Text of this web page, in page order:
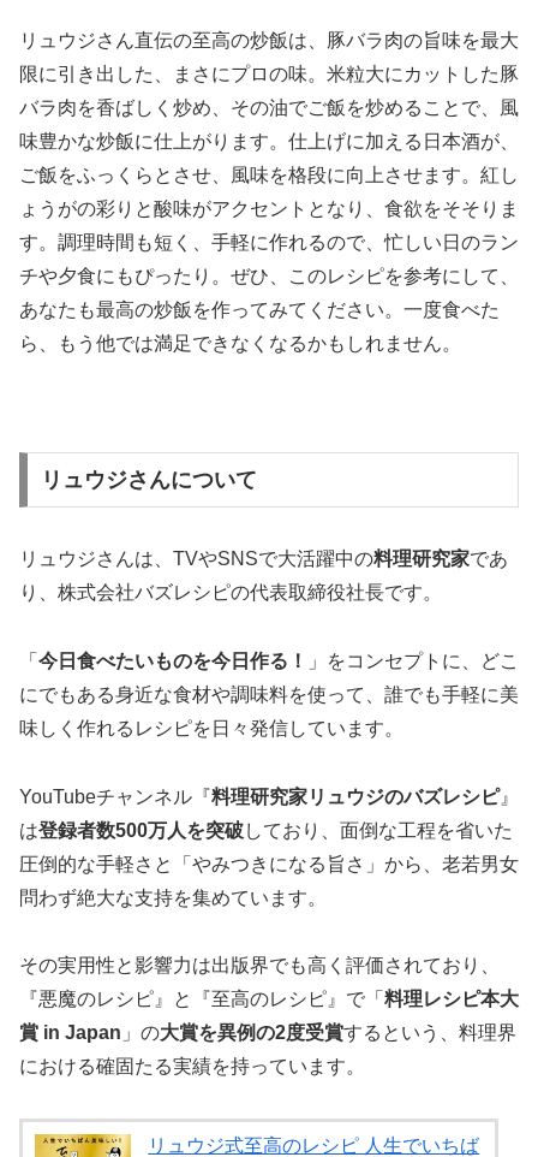
リュウジさん直伝の至高の炒飯は、豚バラ肉の旨味を最大
限に引き出した、まさにプロの味。米粒大にカットした豚
バラ肉を香ばしく炒め、その油でご飯を炒めることで、風
味豊かな炒飯に仕上がります。仕上げに加える日本酒が、
ご飯をふっくらとさせ、風味を格段に向上させます。紅し
ょうがの彩りと酸味がアクセントとなり、食欲をそそりま
す。調理時間も短く、手軽に作れるので、忙しい日のラン
チや夕食にもぴったり。ぜひ、このレシピを参考にして、
あなたも最高の炒飯を作ってみてください。一度食べた
ら、もう他では満足できなくなるかもしれません。
リュウジさんについて
リュウジさんは、TVやSNSで大活躍中の料理研究家であ
り、株式会社バズレシピの代表取締役社長です。
「 今日食べたいものを今日作る！
」をコンセプトに、どこ
にでもある身近な食材や調味料を使って、誰でも手軽に美
味しく作れるレシピを日々発信しています。
YouTubeチャンネル『料理研究家リュウジのバズレシピ』
は登録者数500万人を突破しており、面倒な工程を省いた
圧倒的な手軽さと「やみつきになる旨さ」から、老若男女
問わず絶大な支持を集めています。
その実用性と影響力は出版界でも高く評価されており、
『悪魔のレシピ』と『至高のレシピ』で「 料理レシピ本大
賞 in Japan 」の大賞を異例の2度受賞するという、料理界
における確固たる実績を持っています。
リュウジ式至高のレシピ 人生でいちば